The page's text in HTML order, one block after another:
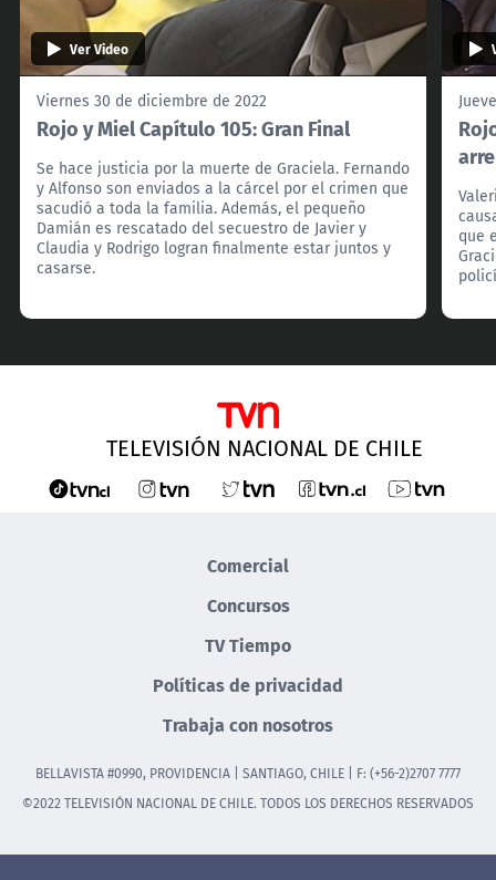
Ver Video
Viernes 30 de diciembre de 2022
Rojo y Miel Capítulo 105: Gran Final
Se hace justicia por la muerte de Graciela. Fernando
y Alfonso son enviados a la cárcel por el crimen que
sacudió a toda la familia. Además, el pequeño
Damián es rescatado del secuestro de Javier y
Claudia y Rodrigo logran finalmente estar juntos y
casarse.
que
TELEVISIÓN NACIONAL DE CHILE
Comercial
Concursos
TV Tiempo
Políticas de privacidad
Trabaja con nosotros
BELLAVISTA #0990, PROVIDENCIA | SANTIAGO, CHILE | F: (+56-2)2707 7777
©2022 TELEVISIÓN NACIONAL DE CHILE. TODOS LOS DERECHOS RESERVADOS